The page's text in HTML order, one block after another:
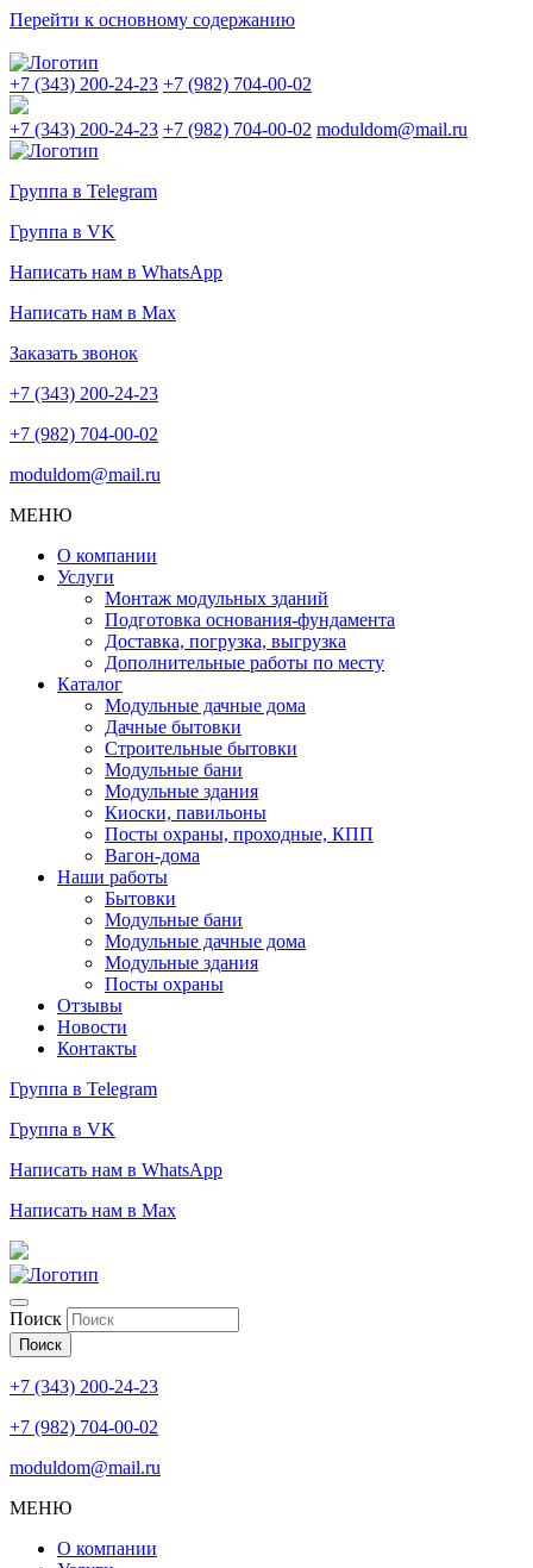
Перейти к основному содержанию
+7 (343) 200-24-23 +7 (982) 704-00-02
+7 (343) 200-24-23 +7 (982) 704-00-02 moduldom@mail.ru
Группа в Telegram
Группа в VK
Написать нам в WhatsApp
Написать нам в Max
Заказать звонок
+7 (343) 200-24-23
+7 (982) 704-00-02
moduldom@mail.ru
МЕНЮ
О компании
Услуги
Монтаж модульных зданий
Подготовка основания-фундамента
Доставка, погрузка, выгрузка
Дополнительные работы по месту
Каталог
Модульные дачные дома
Дачные бытовки
Строительные бытовки
Модульные бани
Модульные здания
Киоски, павильоны
Посты охраны, проходные, КПП
Вагон-дома
Наши работы
Бытовки
Модульные бани
Модульные дачные дома
Модульные здания
Посты охраны
Отзывы
Новости
Контакты
Группа в Telegram
Группа в VK
Написать нам в WhatsApp
Написать нам в Max
Поиск
Поиск
+7 (343) 200-24-23
+7 (982) 704-00-02
moduldom@mail.ru
МЕНЮ
О компании